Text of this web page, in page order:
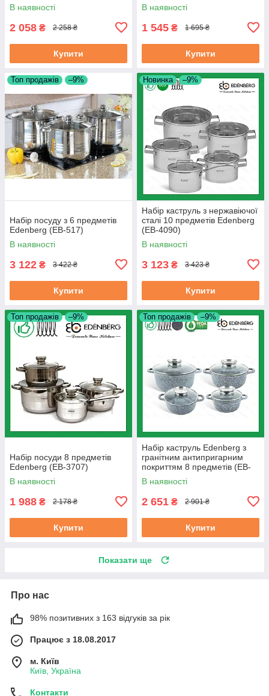
В наявності
2 058 ₴ 2 258 ₴
Купити
В наявності
1 545 ₴ 1 695 ₴
Купити
Топ продажів –9%
Набір посуду з 6 предметів
Edenberg (EB-517)
В наявності
3 122 ₴ 3 422 ₴
Купити
Новинка –9%
Набір каструль з нержавіючої
сталі 10 предметів Edenberg
(EB-4090)
В наявності
3 123 ₴ 3 423 ₴
Купити
Топ продажів –9%
Набір посуди 8 предметів
Edenberg (EB-3707)
В наявності
1 988 ₴ 2 178 ₴
Купити
Топ продажів –9%
Набір каструль Edenberg з
гранітним антипригарним
покриттям 8 предметів (EB-
8035)
В наявності
2 651 ₴ 2 901 ₴
Купити
Показати ще
Про нас
98% позитивних з 163 відгуків за рік
Працює з 18.08.2017
м. Київ
Київ, Україна
Контакти